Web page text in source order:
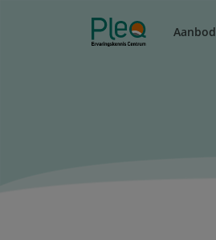
Aanbod